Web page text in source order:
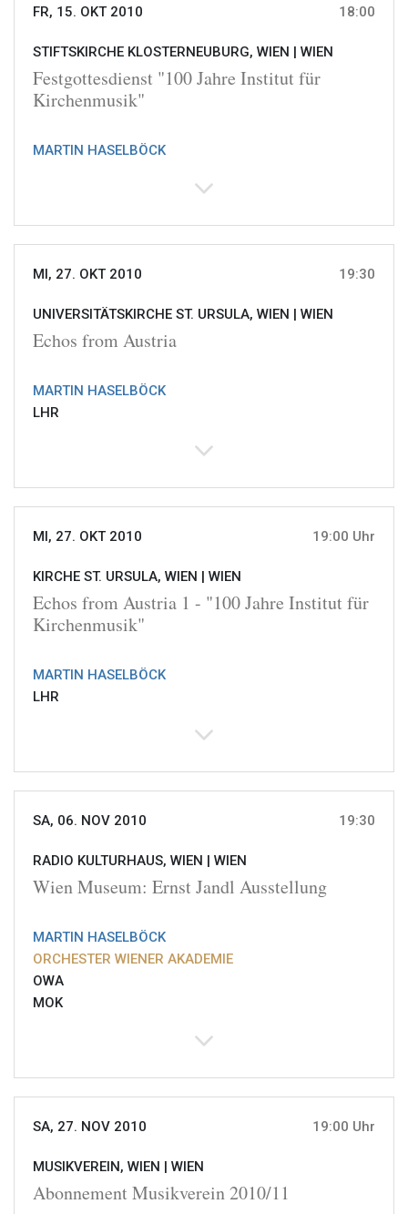
FR, 15. OKT 2010 18:00
STIFTSKIRCHE KLOSTERNEUBURG, WIEN | WIEN
Festgottesdienst "100 Jahre Institut für
Kirchenmusik"
MARTIN HASELBÖCK
MI, 27. OKT 2010 19:30
UNIVERSITÄTSKIRCHE ST. URSULA, WIEN | WIEN
Echos from Austria
MARTIN HASELBÖCK
LHR
MI, 27. OKT 2010 19:00 Uhr
KIRCHE ST. URSULA, WIEN | WIEN
Echos from Austria 1 - "100 Jahre Institut für
Kirchenmusik"
MARTIN HASELBÖCK
LHR
SA, 06. NOV 2010 19:30
RADIO KULTURHAUS, WIEN | WIEN
Wien Museum: Ernst Jandl Ausstellung
MARTIN HASELBÖCK
ORCHESTER WIENER AKADEMIE
OWA
MOK
SA, 27. NOV 2010 19:00 Uhr
MUSIKVEREIN, WIEN | WIEN
Abonnement Musikverein 2010/11